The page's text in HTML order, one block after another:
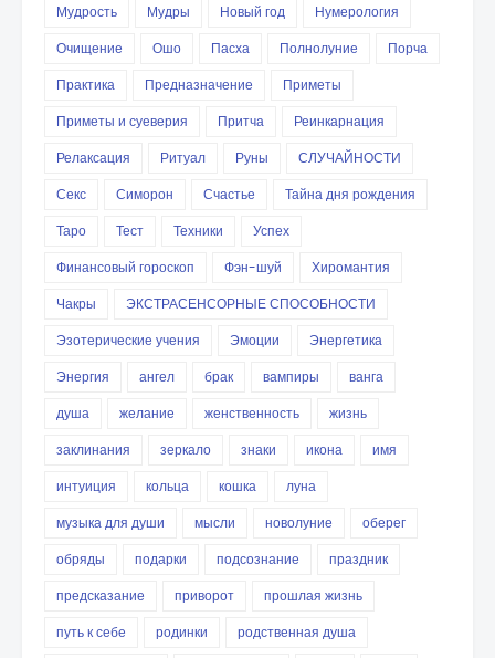
Мудрость
Мудры Новый год
Нумерология
Очищение
Ошо Пасха Полнолуние
Порча
Практика
Предназначение
Приметы
Приметы и суеверия
Притча
Реинкарнация
Релаксация
Ритуал Руны
СЛУЧАЙНОСТИ
Секс
Симорон Счастье
Тайна дня рождения
Таро
Тест Техники
Успех
Финансовый гороскоп
Фэн-шуй
Хиромантия
Чакры
ЭКСТРАСЕНСОРНЫЕ СПОСОБНОСТИ
Эзотерические учения
Эмоции
Энергетика
Энергия
ангел брак вампиры
ванга
душа
желание женственность
жизнь
заклинания
зеркало знаки икона
имя
интуиция
кольца кошка
луна
музыка для души
мысли новолуние
оберег
обряды
подарки подсознание
праздник
предсказание
приворот
прошлая жизнь
путь к себе
родинки
родственная душа